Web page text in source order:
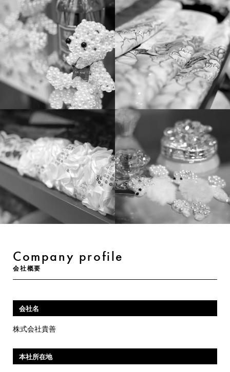
Company profile
会社概要
会社名
株式会社貴善
本社所在地